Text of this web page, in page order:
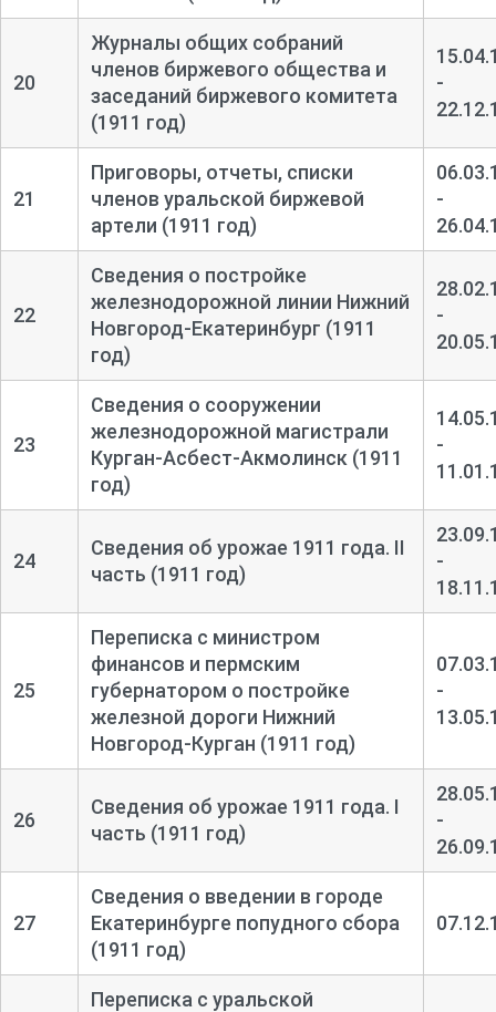
20
Журналы общих собраний
членов биржевого общества и
заседаний биржевого комитета
(1911 год)
-
21
Приговоры, отчеты, списки
членов уральской биржевой
артели (1911 год)
-
22
Сведения о постройке
железнодорожной линии Нижний
Новгород-Екатеринбург (1911
год)
-
23
Сведения о сооружении
железнодорожной магистрали
Курган-Асбест-Акмолинск (1911
год)
-
24
Сведения об урожае 1911 года. II
часть (1911 год)
-
25
Переписка с министром
финансов и пермским
губернатором о постройке
железной дороги Нижний
Новгород-Курган (1911 год)
-
26
Сведения об урожае 1911 года. I
часть (1911 год)
-
27
Сведения о введении в городе
Екатеринбурге попудного сбора
(1911 год)
Переписка с уральской